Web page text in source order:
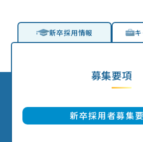
仕事を知る
先輩インタビュー
お知らせ
NEWS
新卒採用情報
募集要項
新卒採用者募集